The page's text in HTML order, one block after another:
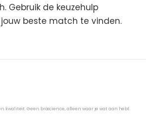
Gebruik de keuzehulp
beste match te vinden.
kwaliteit. Geen broscience, alleen waar je wat aan hebt.